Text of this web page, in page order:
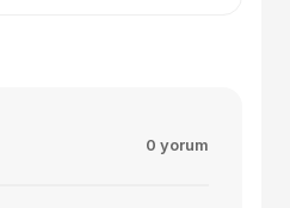
0 yorum